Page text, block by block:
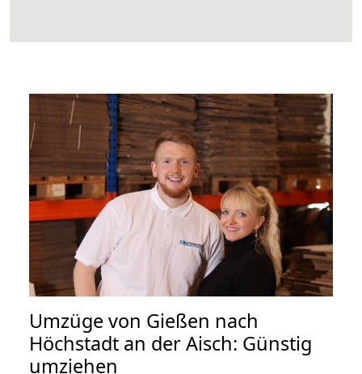
Umzüge von Gießen nach
Höchstadt an der Aisch: Günstig
umziehen